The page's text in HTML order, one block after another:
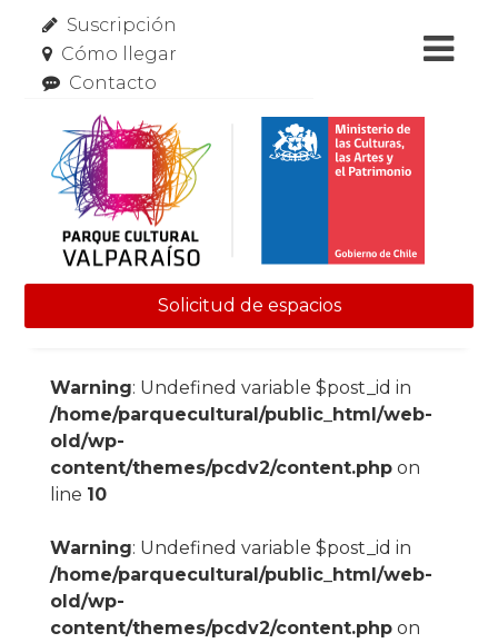
Suscripción
Cómo llegar
Contacto
Solicitud de espacios
Warning: Undefined variable $post_id in
/home/parquecultural/public_html/web-
old/wp-
content/themes/pcdv2/content.phpon
line 10
Warning: Undefined variable $post_id in
/home/parquecultural/public_html/web-
old/wp-
content/themes/pcdv2/content.phpon